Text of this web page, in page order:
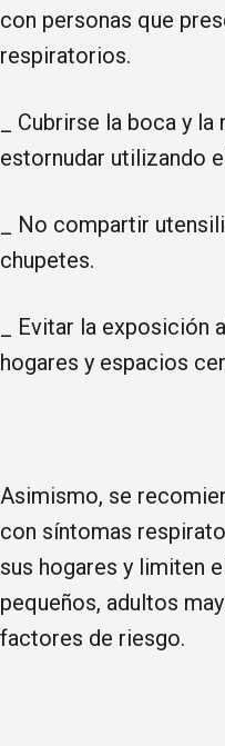
con personas que
respiratorios.
_ Cubrirse la boca y
estornudar utilizando
_ No compartir
chupetes.
_ Evitar la exposición
hogares y espacios
Asimismo, se
con síntomas
sus hogares y limiten
pequeños, adultos
factores de riesgo.